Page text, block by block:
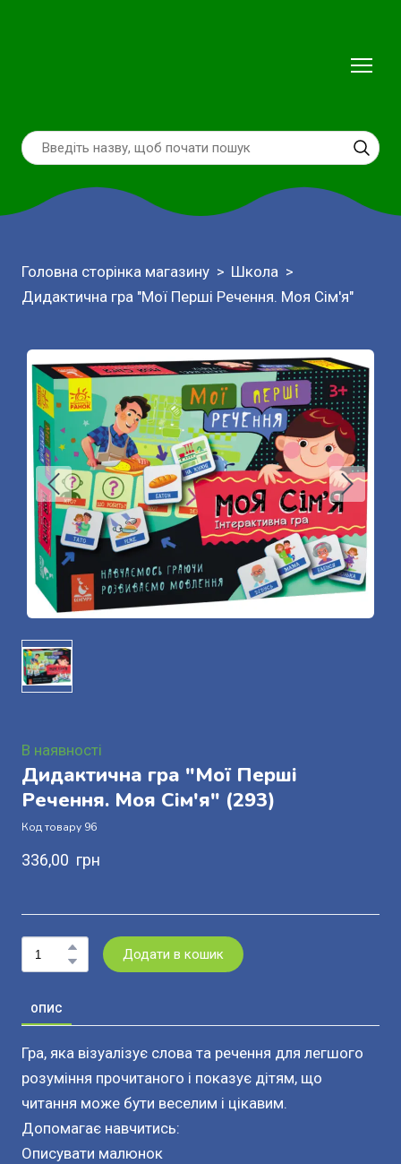
Головна сторінка магазину
Школа
Дидактична гра "Мої Перші Речення. Моя Сім'я"
В наявності
Дидактична гра "Мої Перші
Речення. Моя Сім'я" (293)
Код товару 96
336,00  грн
Додати в кошик
ОПИС
Гра, яка візуалізує слова та речення для легшого
розуміння прочитаного і показує дітям, що
читання може бути веселим і цікавим.
Допомагає навчитись:
Описувати малюнок